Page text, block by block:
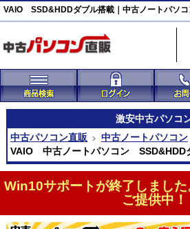
VAIO SSD&HDDダブル搭載｜中古ノートパソコ
激安中古パソコ
中古パソコン直販
中古ノートパソコン
VAIO 中古ノートパソコン SSD&HDD
Win10サポートが終了しまし
ご提供中！